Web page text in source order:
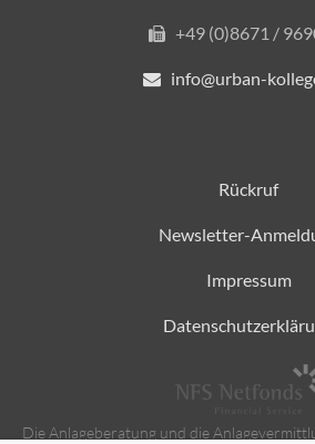
+49 (0)8671 /
info@urban-
Rückruf
Newsletter-
Impressum
Die Anlageberatung und die